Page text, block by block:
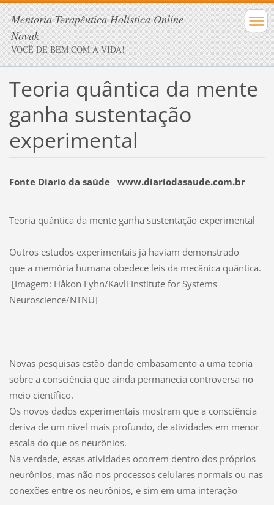
Mentoria Terapêutica Holística Online
Novak
VOCÊ DE BEM COM A VIDA!
Teoria quântica da mente
ganha sustentação
experimental
Fonte Diario da saúde www.diariodasaude.com.br
Teoria quântica da mente ganha sustentação experimental
Outros estudos experimentais já haviam demonstrado
que a memória humana obedece leis da mecânica quântica.
[Imagem: Håkon Fyhn/Kavli Institute for Systems
Neuroscience/NTNU]
Novas pesquisas estão dando embasamento a uma teoria
sobre a consciência que ainda permanecia controversa no
meio científico.
Os novos dados experimentais mostram que a consciência
deriva de um nível mais profundo, de atividades em menor
escala do que os neurônios.
Na verdade, essas atividades ocorrem dentro dos próprios
neurônios, mas não nos processos celulares normais ou nas
conexões entre os neurônios, e sim em uma interação